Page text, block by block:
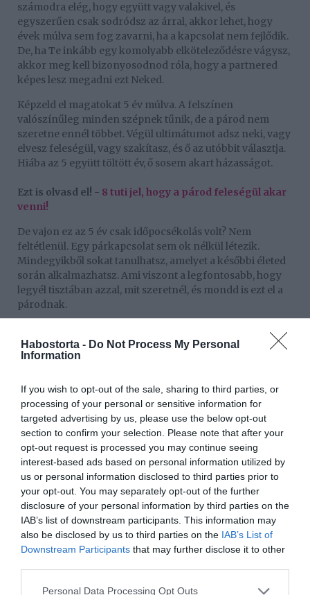
Habostorta - Do Not Process My Personal
Information
If you wish to opt-out of the sale, sharing to third parties, or
processing of your personal or sensitive information for
targeted advertising by us, please use the below opt-out
section to confirm your selection. Please note that after your
opt-out request is processed you may continue seeing
interest-based ads based on personal information utilized by
us or personal information disclosed to third parties prior to
your opt-out. You may separately opt-out of the further
disclosure of your personal information by third parties on the
IAB’s list of downstream participants. This information may
also be disclosed by us to third parties on the IAB’s List of
Downstream Participants that may further disclose it to other
Please note that this website/app uses one or more Google
Personal Data Processing Opt Outs
számodra elég, hogy együtt vagy valakivel, és
egyszerűen csak sodródsz az árral, akkor lehet, hogy
évek múlva sem fog zavarni, ha a kapcsolat nem fejlődik.
De, ha Te inkább egy komolyabb elköteleződésre vágysz,
akkor meg kell bizonyosodnod róla, hogy a partnered
képes lesz megadni ezt Neked.
Képzeld el magatokat 5 év múlva. A felszínen
valószínűleg minden szépnek tűnik, de a párod nem
szeretne ennél többet. Végül ultimátumot adsz neki, vagy
elvesz feleségül, vagy szakítasz, és ő az utóbbit választja.
Hiába az 5 együtt töltött év, ő sosem akart házasságot.
Ezt is olvasd el! - 8 tuti jel, hogy a párod feleségül akar
venni!
De vajon ez az 5 év csak időpocsékolás volt? Nem
feltétlenül. Egy párkapcsolat sem ok nélkül létezik.
Mindegyikből sokat tanulhatsz, amelyet a későbbi életed
során alkalmazhatsz. Ami viszont a legfontosabb, hogy
legyél tisztában azzal, mit szeretnél, és mondd is ezt el a
párodnak.
Persze nem árt egy ilyen beszélgetés során a mondatok
mögé látni, hiszen a párod nem biztos, hogy szemtől
szembe felvállalja majd, hogy soha nem akar házasságot,
tartani. Ilyenkor jobb, ha a belső hangodra és a
megérzéseidre hallgatsz, és persze mindig emlékezz rá,
hogy egyetlen tett többet mond ezer szónál.
Ne higgy a mézesmadzagnak, egy lehetre nem
alapozhatod az életed. Sajnos az emberek nem változnak,
és Te sem leszel képes senkit se megváltoztatni, hiába is
reménykedsz. Inkább legyél őszinte magadhoz. Egy
szakítás sosem könnyű, de van, amikor nincs más
választásunk.
Mindig tudd, hogy mit akarsz, mi az, amit el tudsz
fogadni, és mi az, amit nem. Ragaszkodj az elveidhez,
tarts ki mellettük, és ne várj a reménytelenre, mert a